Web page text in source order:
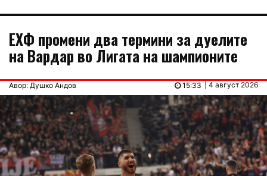
ЕХФ промени два термини за дуелите
на Вардар во Лигата на шампионите
Авор: Душко Андов | 4 август 2026
15:33